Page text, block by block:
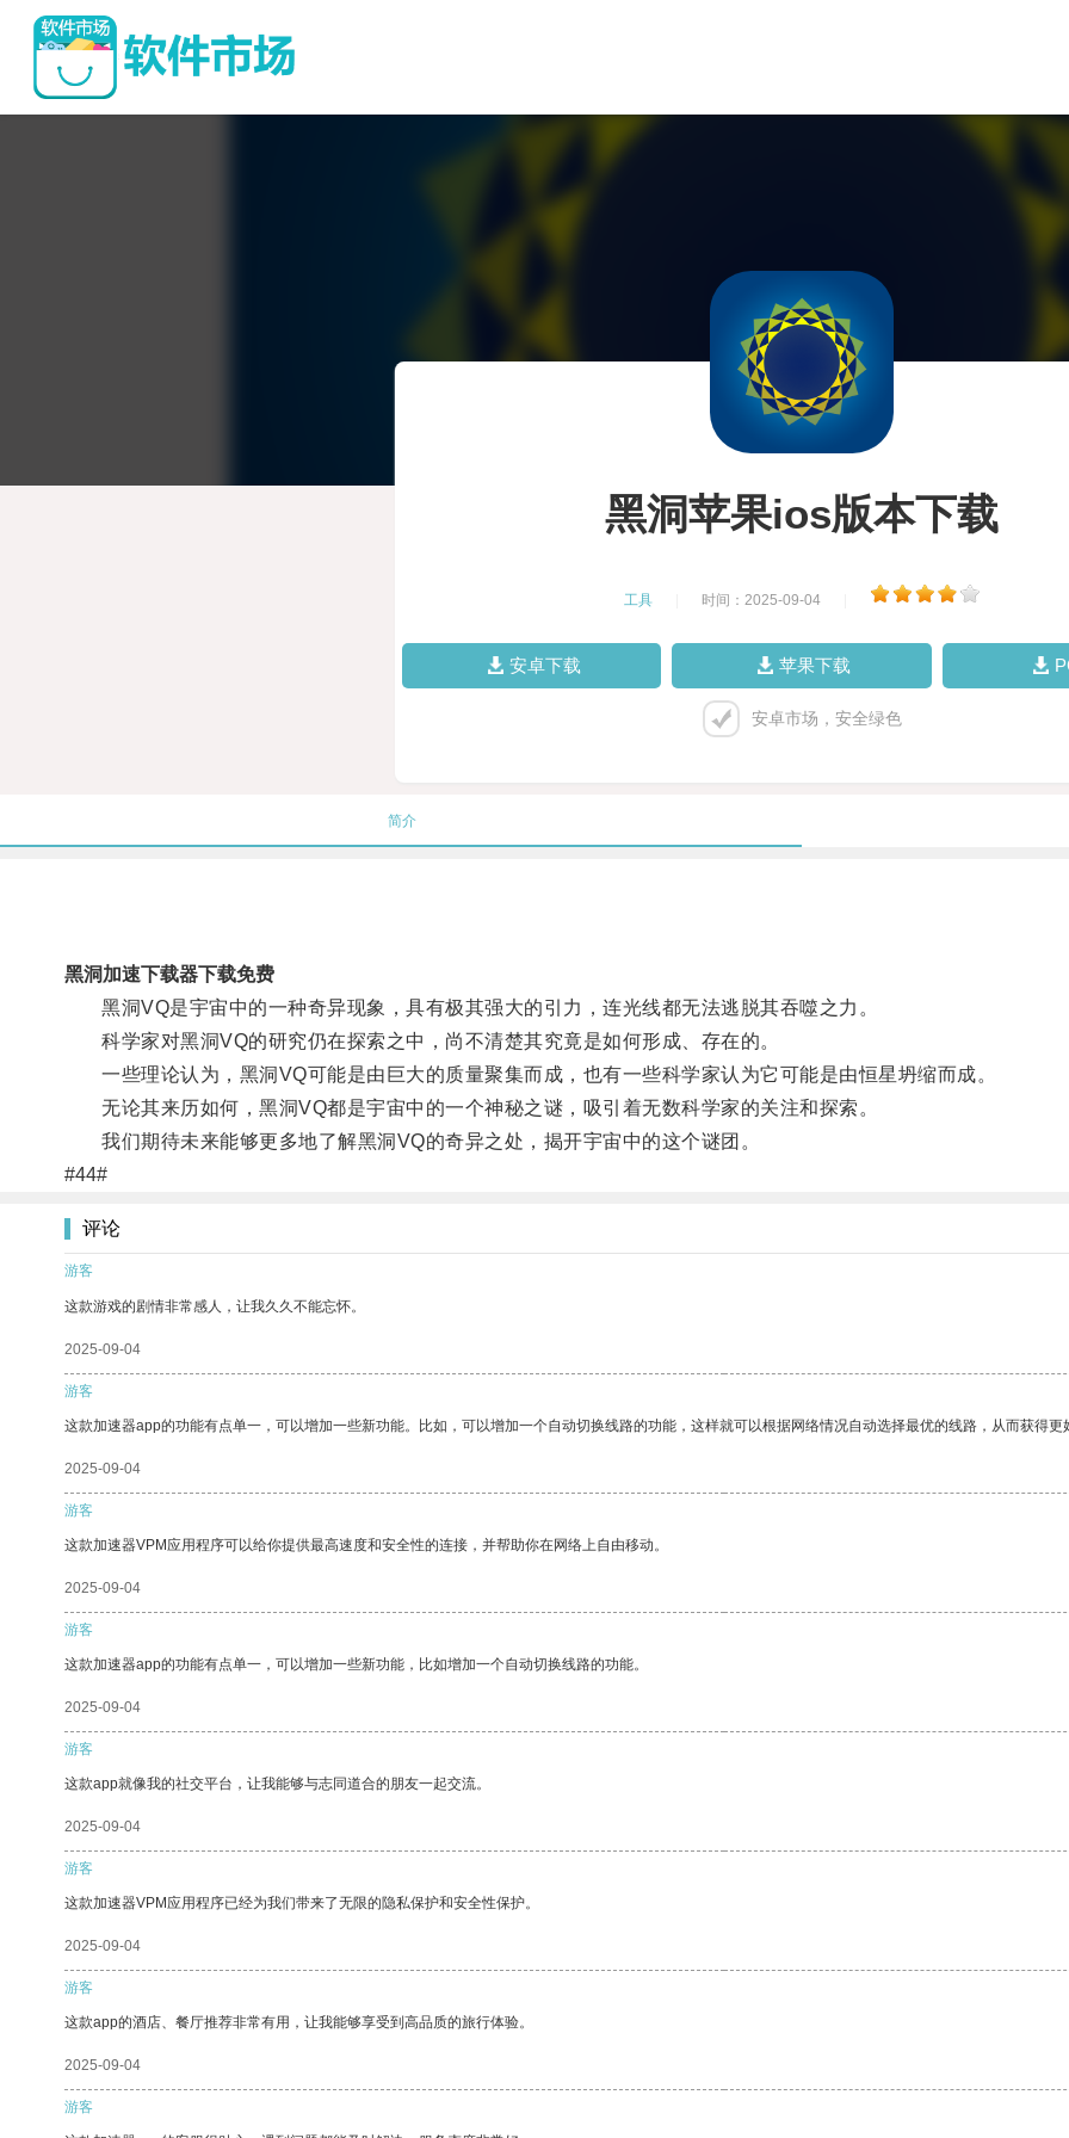
黑洞苹果ios版本下载
工具 时间：2025-09-04
安卓下载 苹果下载
安卓市场，安全绿色
简介
黑洞加速下载器下载免费
黑洞VQ是宇宙中的一种奇异现象，具有极其强大的引力，连光线都无法逃脱其吞噬之力。
科学家对黑洞VQ的研究仍在探索之中，尚不清楚其究竟是如何形成、存在的。
一些理论认为，黑洞VQ可能是由巨大的质量聚集而成，也有一些科学家认为它可能是由恒星坍缩而成。
无论其来历如何，黑洞VQ都是宇宙中的一个神秘之谜，吸引着无数科学家的关注和探索。
我们期待未来能够更多地了解黑洞VQ的奇异之处，揭开宇宙中的这个谜团。
#44#
评论
游客
这款游戏的剧情非常感人，让我久久不能忘怀。
2025-09-04
游客
这款加速器app的功能有点单一，可以增加一些新功能。比如，可以增加一个自动切换线路的功能，这样就可以根据网络情况自动选择最优的线路，从而获得更
2025-09-04
游客
这款加速器VPM应用程序可以给你提供最高速度和安全性的连接，并帮助你在网络上自由移动。
2025-09-04
游客
这款加速器app的功能有点单一，可以增加一些新功能，比如增加一个自动切换线路的功能。
2025-09-04
游客
这款app就像我的社交平台，让我能够与志同道合的朋友一起交流。
2025-09-04
游客
这款加速器VPM应用程序已经为我们带来了无限的隐私保护和安全性保护。
2025-09-04
游客
这款app的酒店、餐厅推荐非常有用，让我能够享受到高品质的旅行体验。
2025-09-04
游客